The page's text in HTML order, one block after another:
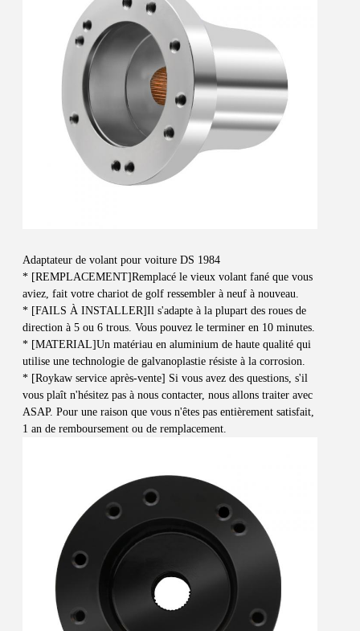
Adaptateur de volant pour voiture DS 1984
* [REMPLACEMENT]Remplacé le vieux volant fané que vous
aviez, fait votre chariot de golf ressembler à neuf à nouveau.
* [FAILS À INSTALLER]Il s'adapte à la plupart des roues de
direction à 5 ou 6 trous. Vous pouvez le terminer en 10 minutes.
* [MATERIAL]Un matériau en aluminium de haute qualité qui
utilise une technologie de galvanoplastie résiste à la corrosion.
* [Roykaw service après-vente] Si vous avez des questions, s'il
vous plaît n'hésitez pas à nous contacter, nous allons traiter avec
ASAP. Pour une raison que vous n'êtes pas entièrement satisfait,
1 an de remboursement ou de remplacement.